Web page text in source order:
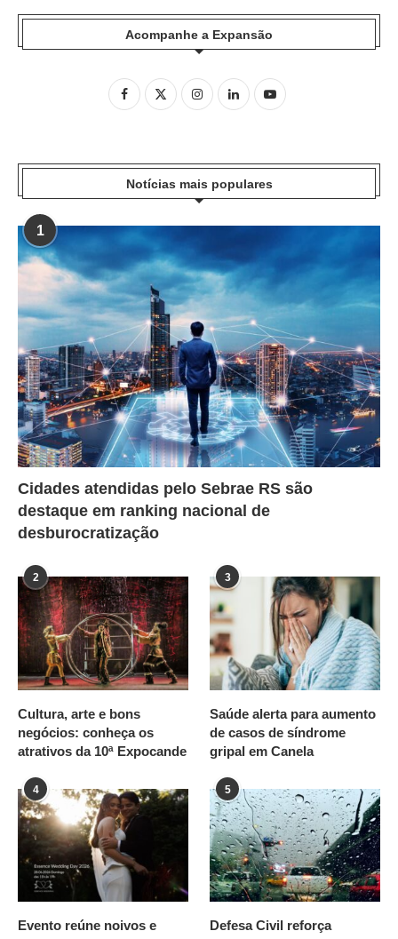
Acompanhe a Expansão
Notícias mais populares
1
Cidades atendidas pelo Sebrae RS são
destaque em ranking nacional de
desburocratização
2
Cultura, arte e bons
negócios: conheça os
atrativos da 10ª Expocande
3
Saúde alerta para aumento
de casos de síndrome
gripal em Canela
4
Evento reúne noivos e
5
Defesa Civil reforça